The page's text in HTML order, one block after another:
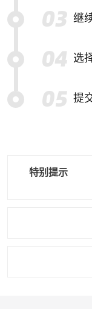
继
选
提
特别提示